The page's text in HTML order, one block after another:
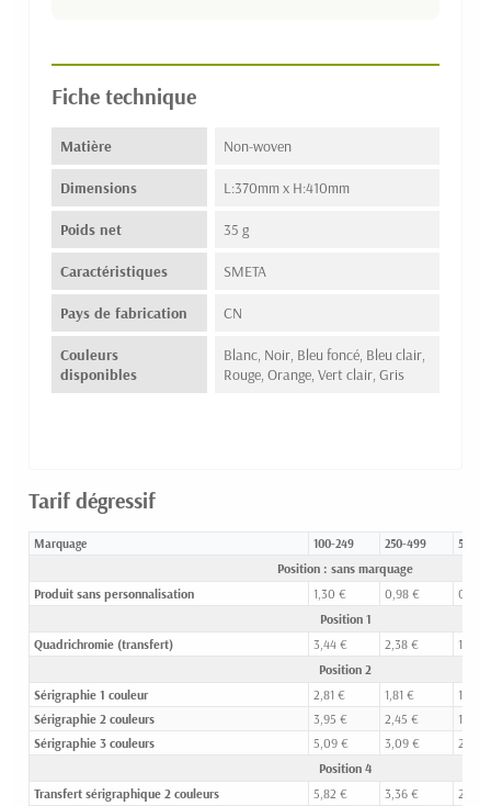
Fiche technique
Matière Non-woven
Dimensions L:370mm x H:410mm
Poids net 35 g
Caractéristiques SMETA
Pays de fabrication CN
Couleurs
disponibles
Blanc, Noir, Bleu foncé, Bleu clair,
Rouge, Orange, Vert clair, Gris
Tarif dégressif
Marquage 100-249 250-499 500-
Position : sans marquage
Produit sans personnalisation
1,30 € 0,98 €
0,77 €
Position 1
Quadrichromie (transfert)
3,44 € 2,38 €
1,92 €
Position 2
Sérigraphie 1 couleur
2,81 € 1,81 €
1,32 €
Sérigraphie 2 couleurs
3,95 € 2,45 €
1,74 €
Sérigraphie 3 couleurs
5,09 € 3,09 €
2,18 €
Position 4
Transfert sérigraphique 2 couleurs
5,82 € 3,36 €
2,55 €